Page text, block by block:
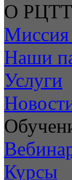
О РЦТТ
Миссия
Наши
Услуги
Курсы